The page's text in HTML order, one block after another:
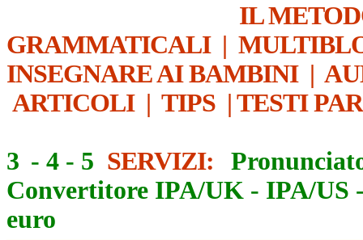
IL
GRAMMATICALI|
INSEGNARE AI BAMBINI|
ARTICOLI| TIPS | TESTI
3 - 4 - 5 SERVIZI:
Convertitore IPA/UK - IPA/US
euro